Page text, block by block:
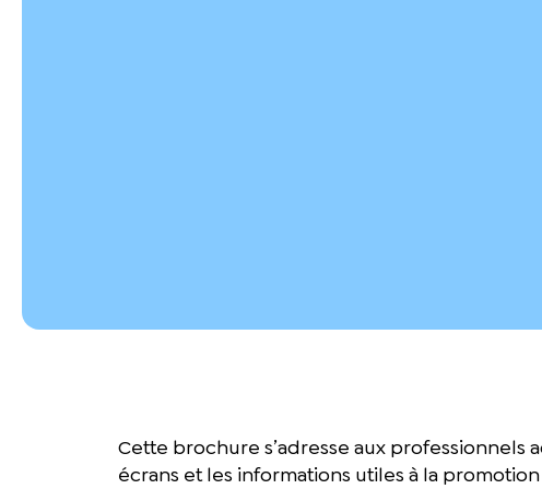
Cette brochure s’adresse aux professionnels
écrans et les informations utiles à la